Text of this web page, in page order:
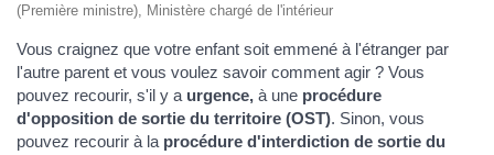
(Première ministre), Ministère chargé de l'intérieur
Vous craignez que votre enfant soit emmené à l'étranger par
l'autre parent et vous voulez savoir comment agir ? Vous
pouvez recourir, s'il y a urgence, à une procédure
d'opposition de sortie du territoire (OST). Sinon, vous
pouvez recourir à la procédure d'interdiction de sortie du